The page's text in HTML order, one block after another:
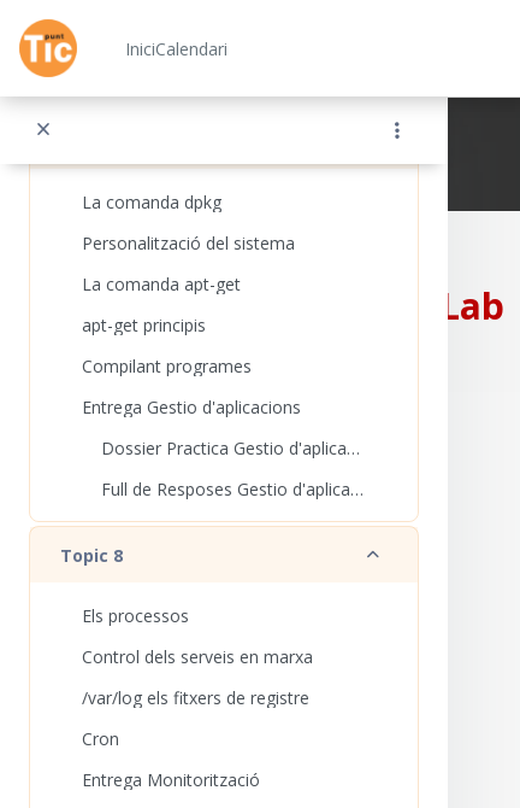
Xarxa Punt TIC
CampusLab
IniciCalendari
Redueix
La comanda dpkg
Personalització del sistema
La comanda apt-get
apt-get principis
Compilant programes
Entrega Gestio d'aplicacions
Dossier Practica Gestio d'aplicacions
Full de Resposes Gestio d'aplicacions
Topic 8 Redueix
Els processos
Control dels serveis en marxa
/var/log els fitxers de registre
Cron
Entrega Monitorització